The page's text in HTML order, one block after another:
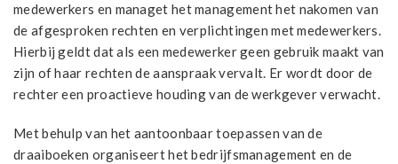
medewerkers en managet het management het nakomen van
de afgesproken rechten en verplichtingen met medewerkers.
Hierbij geldt dat als een medewerker geen gebruik maakt van
zijn of haar rechten de aanspraak vervalt. Er wordt door de
rechter een proactieve houding van de werkgever verwacht.
Met behulp van het aantoonbaar toepassen van de
draaiboeken organiseert het bedrijfsmanagement en de